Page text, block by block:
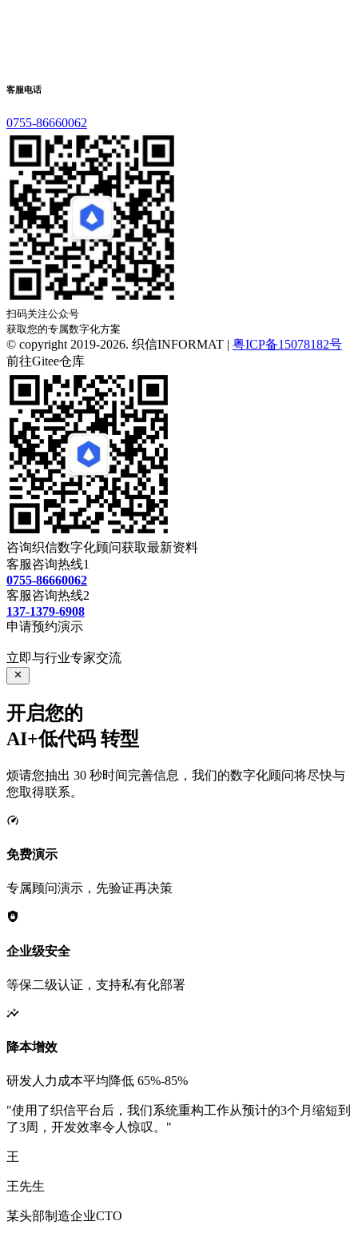
客服电话
0755-86660062
扫码关注公众号
获取您的专属数字化方案
© copyright 2019-2026. 织信INFORMAT | 粤ICP备15078182号
前往Gitee仓库
咨询织信数字化顾问获取最新资料
客服咨询热线1
0755-86660062
客服咨询热线2
137-1379-6908
申请预约演示
立即与行业专家交流
开启您的
AI+低代码 转型
烦请您抽出 30 秒时间完善信息，我们的数字化顾问将尽快与
您取得联系。
免费演示
专属顾问演示，先验证再决策
企业级安全
等保二级认证，支持私有化部署
降本增效
研发人力成本平均降低 65%-85%
"使用了织信平台后，我们系统重构工作从预计的3个月缩短到
了3周，开发效率令人惊叹。"
王
王先生
某头部制造企业CTO